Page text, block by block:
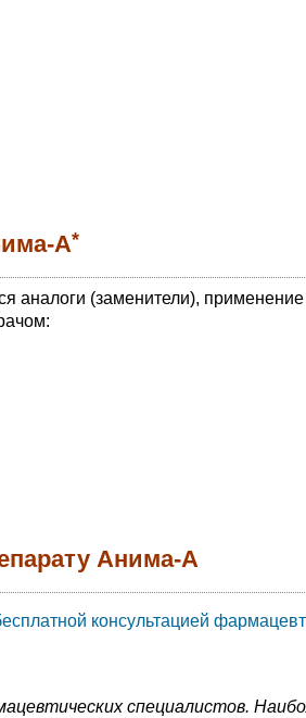
А*
аналоги (заменители), применение
Анима-А
консультацией
специалистов.